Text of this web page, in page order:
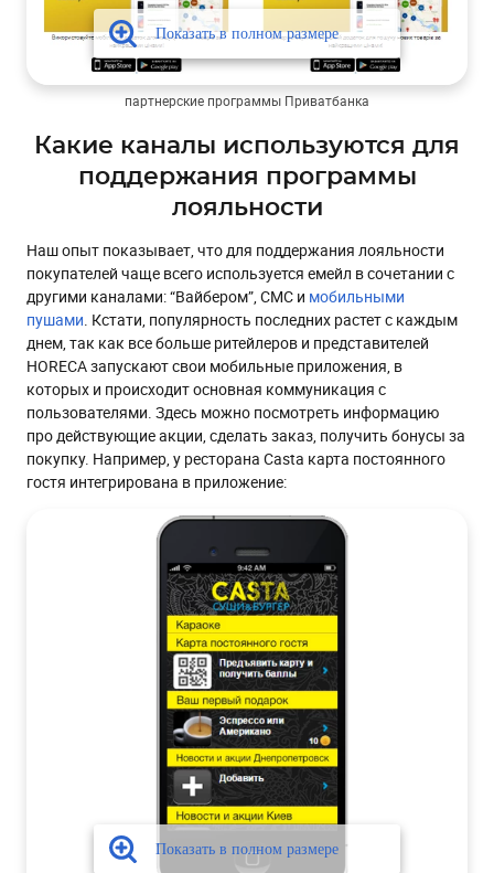
партнерские программы Приватбанка
Какие каналы используются для
поддержания программы
лояльности
Наш опыт показывает, что для поддержания лояльности
покупателей чаще всего используется емейл в сочетании с
другими каналами: “Вайбером”, СМС и мобильными
пушами. Кстати, популярность последних растет с каждым
днем, так как все больше ритейлеров и представителей
HORECA запускают свои мобильные приложения, в
которых и происходит основная коммуникация с
пользователями. Здесь можно посмотреть информацию
про действующие акции, сделать заказ, получить бонусы за
покупку. Например, у ресторана Casta карта постоянного
гостя интегрирована в приложение: